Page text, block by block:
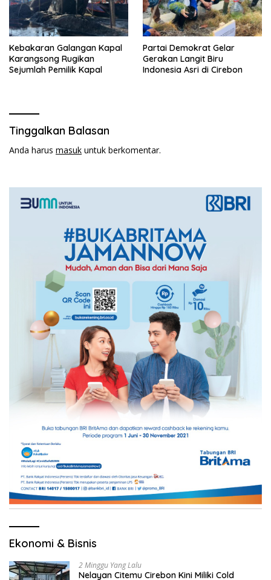
Kebakaran Galangan Kapal
Karangsong Rugikan
Sejumlah Pemilik Kapal
Partai Demokrat Gelar
Gerakan Langit Biru
Indonesia Asri di Cirebon
Tinggalkan Balasan
Anda harus masuk untuk berkomentar.
Ekonomi & Bisnis
2 Minggu Yang Lalu
Nelayan Citemu Cirebon Kini Miliki Cold